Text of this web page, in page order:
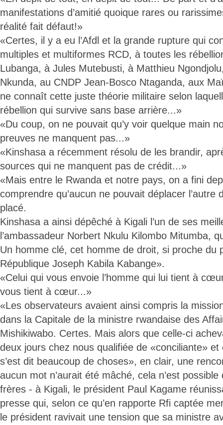
manifestations d’amitié quoique rares ou
réalité fait défaut!»
«Certes, il y a eu l’Afdl et la grande rupture qui
multiples et multiformes RCD, à toutes les
Lubanga, à Jules Mutebusti, à Matthieu
Nkunda, au CNDP Jean-Bosco Ntaganda, aux
ne connaît cette juste théorie militaire selon
rébellion qui survive sans base arrière...»
«Du coup, on ne pouvait qu’y voir quelque main
preuves ne manquent pas...»
«Kinshasa a récemment résolu de les brandir,
sources qui ne manquent pas de crédit...»
«Mais entre le Rwanda et notre pays, on a fini
comprendre qu’aucun ne pouvait déplacer l’autre
placé.
Kinshasa a ainsi dépêché à Kigali l’un de ses
l’ambassadeur Norbert Nkulu Kilombo Mitumba,
Un homme clé, cet homme de droit, si proche du
République Joseph Kabila Kabange».
«Celui qui vous envoie l’homme qui lui tient à
vous tient à cœur...»
«Les observateurs avaient ainsi compris la
dans la Capitale de la ministre rwandaise des
Mishikiwabo. Certes. Mais alors que celle-ci
deux jours chez nous qualifiée de «conciliante» et
s’est dit beaucoup de choses», en clair, une
aucun mot n’aurait été mâché, cela n’est possible
frères - à Kigali, le président Paul Kagame
presse qui, selon ce qu’en rapporte Rfi captée
le président ravivait une tension que sa ministre